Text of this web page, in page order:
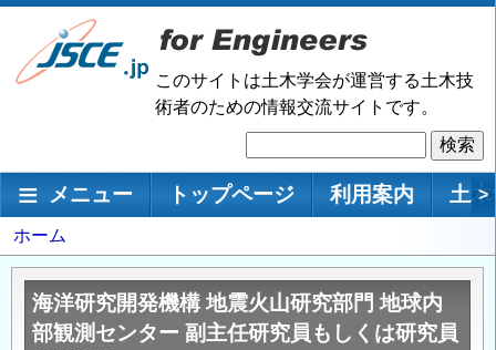
メ
ン
移
このサイトは土木学会が運営する土木技
術者のための情報交流サイトです。
索
メインナビゲーション
メニュー トップページ 利用案内 土 >
パ
ン
く
ず
ホーム
海洋研究開発機構 地震火山研究部門 地球内
部観測センター 副主任研究員もしくは研究員